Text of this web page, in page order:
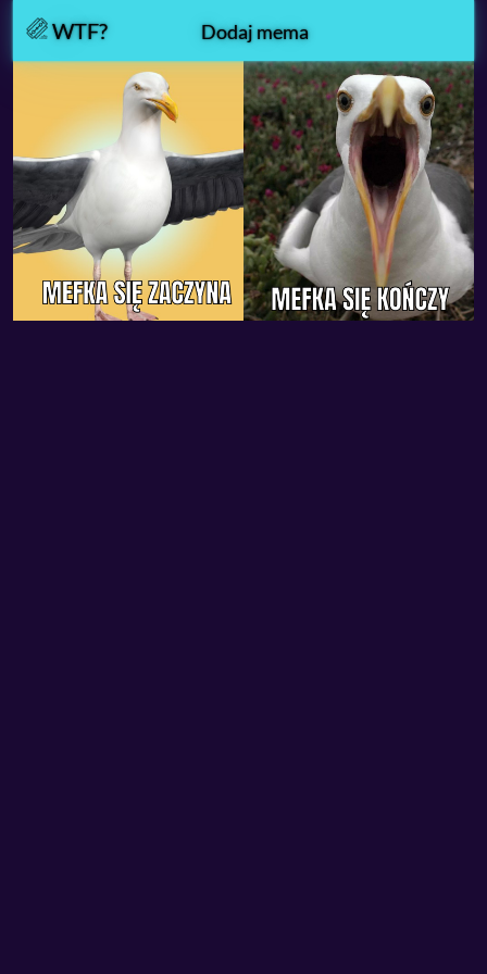
WTF? Dodaj mema